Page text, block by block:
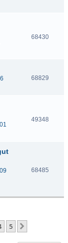
68430
68829
49348
68485
5